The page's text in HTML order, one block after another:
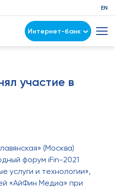
EN
Интернет-банк
участие в
(Москва)
форум iFin-2021
услуги и технологии»,
«АйФин Медиа» при